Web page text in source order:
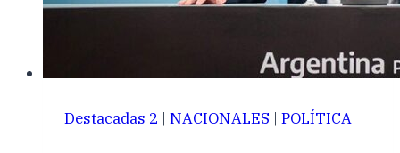
Destacadas 2 | NACIONALES | POLÍTICA